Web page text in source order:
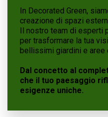
In Decorated Green,
creazione di spazi
Il nostro team di esperti
per trasformare la tua
bellissimi giardini e aree
Dal concetto al
che il tuo paesaggio
esigenze uniche.